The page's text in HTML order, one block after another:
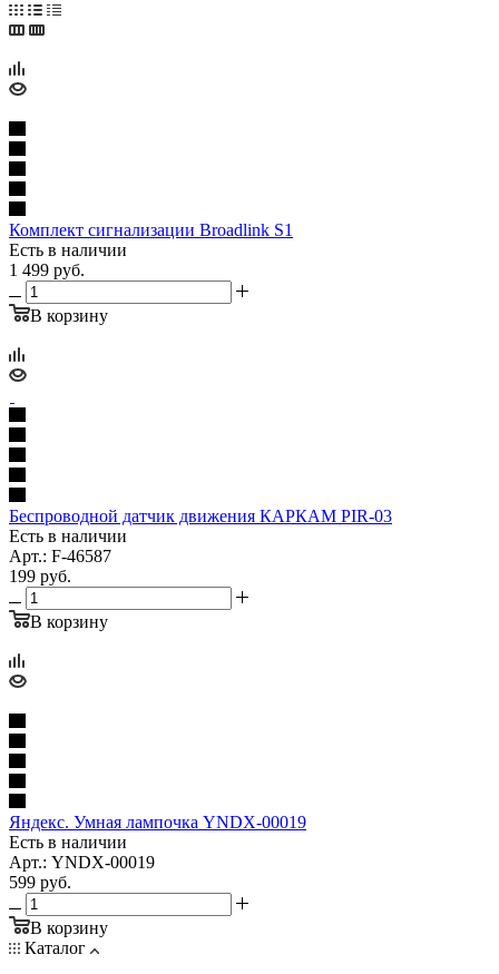
Комплект сигнализации Broadlink S1
Есть в наличии
1 499 руб.
В корзину
Беспроводной датчик движения КАРКАМ PIR-03
Есть в наличии
Арт.: F-46587
199 руб.
В корзину
Яндекс. Умная лампочка YNDX-00019
Есть в наличии
Арт.: YNDX-00019
599 руб.
В корзину
Каталог